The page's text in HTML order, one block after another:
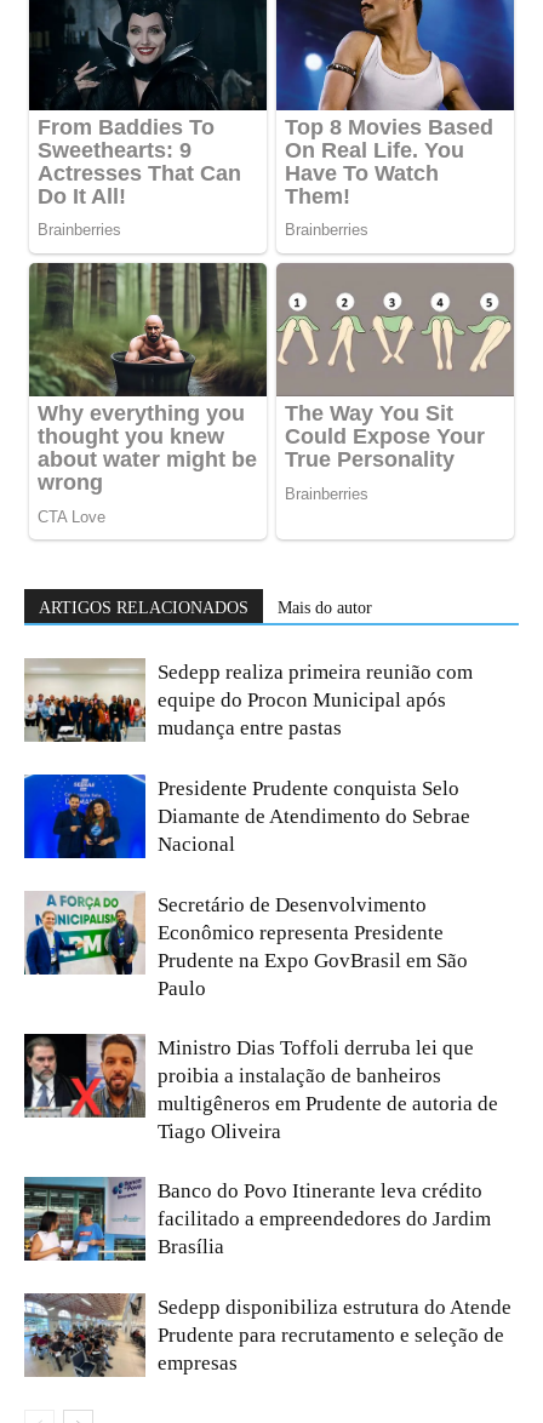
ARTIGOS RELACIONADOS Mais do autor
Sedepp realiza primeira reunião com
equipe do Procon Municipal após
mudança entre pastas
Presidente Prudente conquista Selo
Diamante de Atendimento do Sebrae
Nacional
Secretário de Desenvolvimento
Econômico representa Presidente
Prudente na Expo GovBrasil em São
Paulo
Ministro Dias Toffoli derruba lei que
proibia a instalação de banheiros
multigêneros em Prudente de autoria de
Tiago Oliveira
Banco do Povo Itinerante leva crédito
facilitado a empreendedores do Jardim
Brasília
Sedepp disponibiliza estrutura do Atende
Prudente para recrutamento e seleção de
empresas